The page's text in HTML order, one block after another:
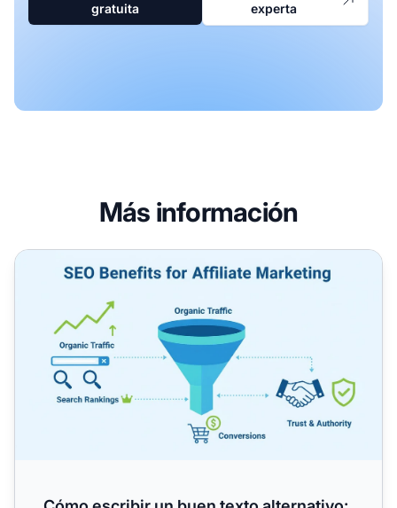
gratuita
experta
Más información
Cómo escribir un buen texto alternativo: Guía completa